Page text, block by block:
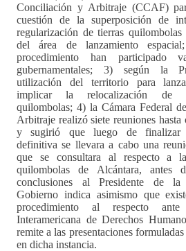
Conciliación y Arbitraje (CCAF)
cuestión de la superposición de
regularización de tierras
del área de lanzamiento
procedimiento han participado
gubernamentales; 3) según la
utilización del territorio para
implicar la relocalización de
quilombolas; 4) la Cámara Federal
Arbitraje realizó siete reuniones hasta
y sugirió que luego de finalizar
definitiva se llevara a cabo una
que se consultara al respecto a
quilombolas de Alcántara, antes
conclusiones al Presidente de
Gobierno indica asimismo que
procedimiento al respecto
Interamericana de Derechos
remite a las presentaciones
en dicha instancia.